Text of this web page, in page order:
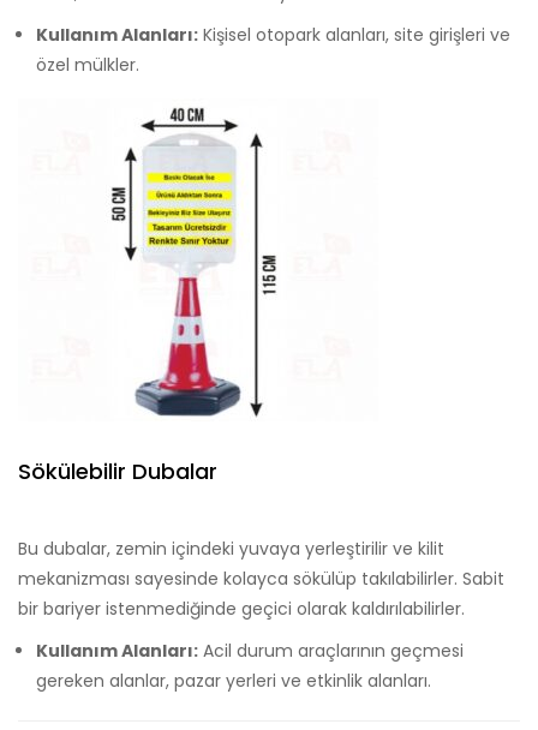
Kullanım Alanları: Kişisel otopark alanları, site girişleri ve
özel mülkler.
Sökülebilir Dubalar
Bu dubalar, zemin içindeki yuvaya yerleştirilir ve kilit
mekanizması sayesinde kolayca sökülüp takılabilirler. Sabit
bir bariyer istenmediğinde geçici olarak kaldırılabilirler.
Kullanım Alanları: Acil durum araçlarının geçmesi
gereken alanlar, pazar yerleri ve etkinlik alanları.